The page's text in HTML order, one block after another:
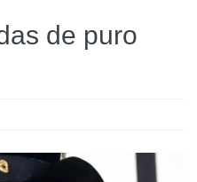
de puro